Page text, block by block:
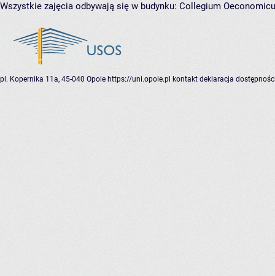
Wszystkie zajęcia odbywają się w budynku: Collegium
pl. Kopernika 11a, 45-040 Opole https://uni.opole.pl kontakt deklaracja